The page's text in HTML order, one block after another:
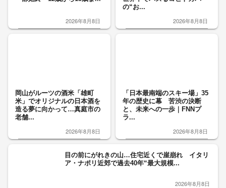
2026年8月8日
の“お...
2026年8月8日
岡山がルーツの酒米「雄町
米」でオリジナルの日本酒を
造る夢に向かって…真庭市の
老舗...
2026年8月8日
「日本最南端のスキー場」35
年の歴史に幕 苦渋の決断
と、未来への一歩｜FNNプ
ラ...
2026年8月8日
目の前にがれきの山…住宅近くで崖崩れ イタリ
ア・ナポリ近郊で過去40年“最大規模...
2026年8月8日